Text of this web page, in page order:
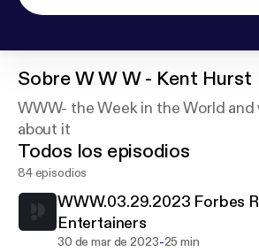
SobreW W W - Kent Hurst
WWW- the Week in the World
about it
Todos los episodios
84 episodios
WWW.03.29.2023 Forbes
Entertainers
30 de mar de 2023-25 min